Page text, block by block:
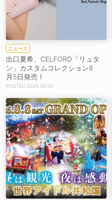
ニュース
出口夏希、CELFORD「リュタ
ン」カスタムコレクション8
月5日発売！
2026.08.05